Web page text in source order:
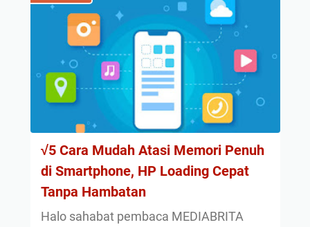
√5 Cara Mudah Atasi Memori Penuh
di Smartphone, HP Loading Cepat
Tanpa Hambatan
Halo sahabat pembaca MEDIABRITA